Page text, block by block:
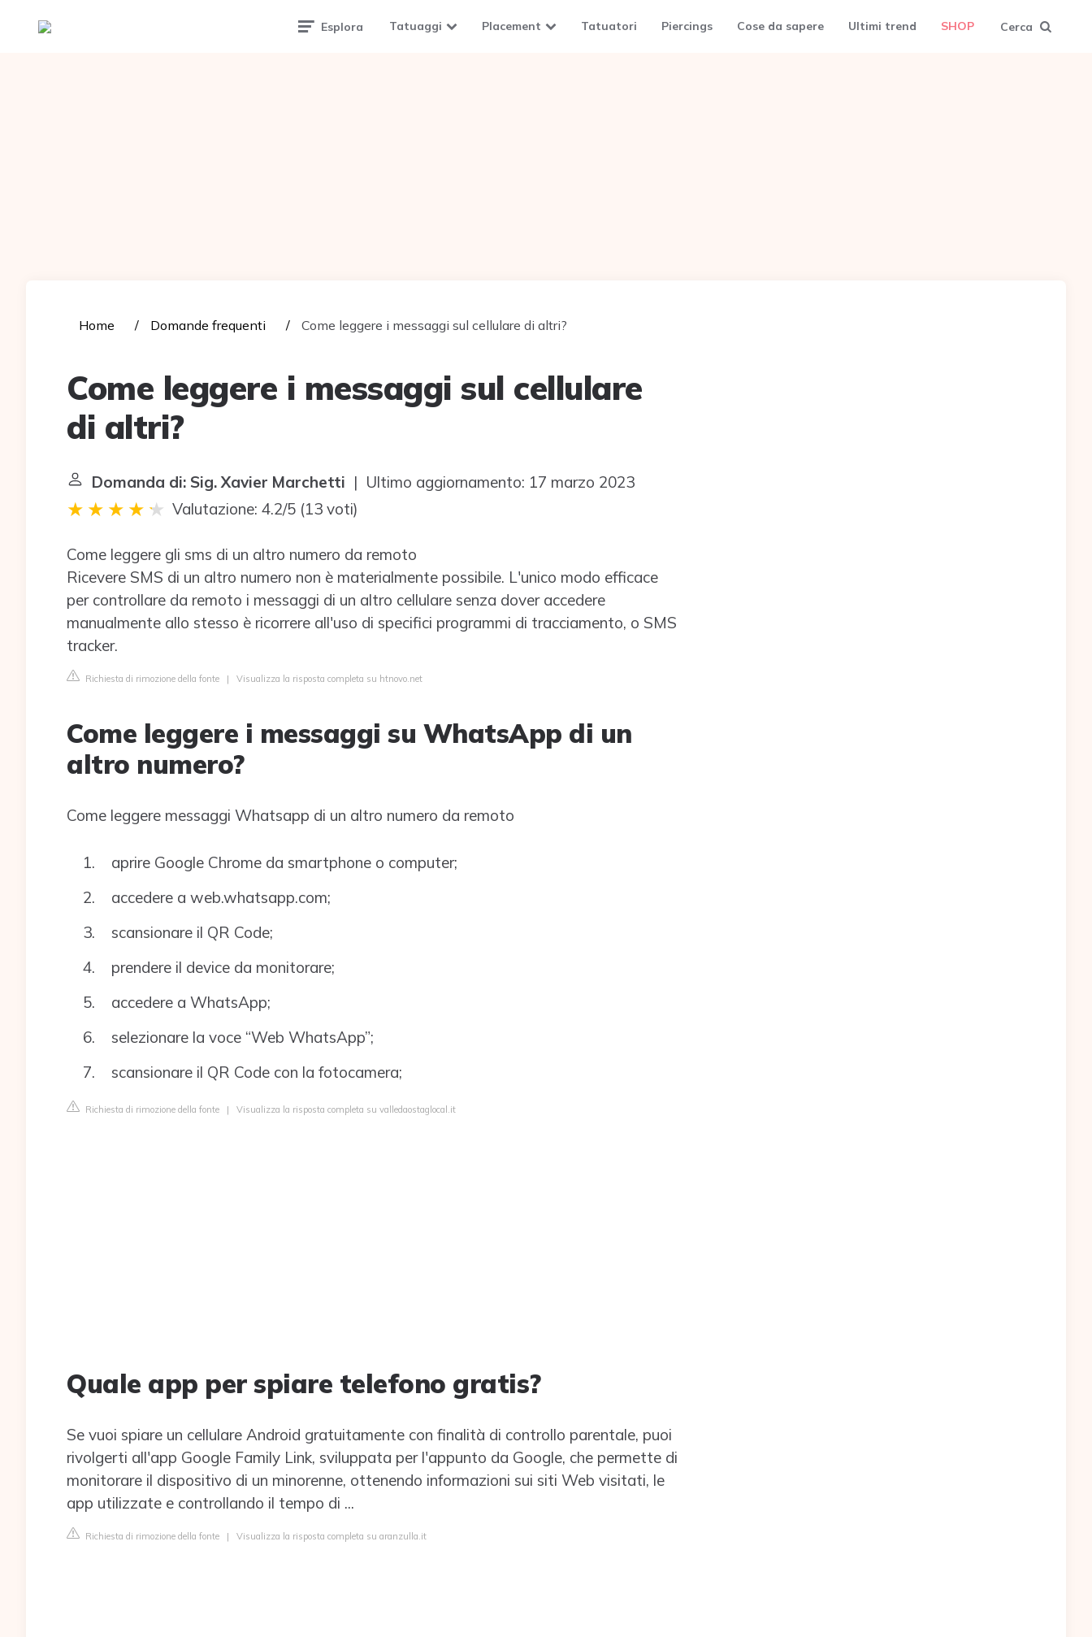
Tattoomuse.it Esplora Tatuaggi Placement Tatuatori Piercings Cose da sapere Ultimi trend SHOP Cerca
Home Domande frequenti Come leggere i messaggi sul cellulare di altri?
Come leggere i messaggi sul cellulare
di altri?
Domanda di: Sig. Xavier Marchetti | Ultimo aggiornamento: 17 marzo 2023
Valutazione: 4.2/5 (13 voti)
Come leggere gli sms di un altro numero da remoto
Ricevere SMS di un altro numero non è materialmente possibile. L'unico modo efficace
per controllare da remoto i messaggi di un altro cellulare senza dover accedere
manualmente allo stesso è ricorrere all'uso di specifici programmi di tracciamento, o SMS
tracker.
Richiesta di rimozione della fonte | Visualizza la risposta completa su htnovo.net
Come leggere i messaggi su WhatsApp di un
altro numero?
Come leggere messaggi Whatsapp di un altro numero da remoto
aprire Google Chrome da smartphone o computer;
accedere a web.whatsapp.com;
scansionare il QR Code;
prendere il device da monitorare;
accedere a WhatsApp;
selezionare la voce “Web WhatsApp”;
scansionare il QR Code con la fotocamera;
Richiesta di rimozione della fonte | Visualizza la risposta completa su valledaostaglocal.it
Quale app per spiare telefono gratis?
Se vuoi spiare un cellulare Android gratuitamente con finalità di controllo parentale, puoi
rivolgerti all'app Google Family Link, sviluppata per l'appunto da Google, che permette di
monitorare il dispositivo di un minorenne, ottenendo informazioni sui siti Web visitati, le
app utilizzate e controllando il tempo di ...
Richiesta di rimozione della fonte | Visualizza la risposta completa su aranzulla.it